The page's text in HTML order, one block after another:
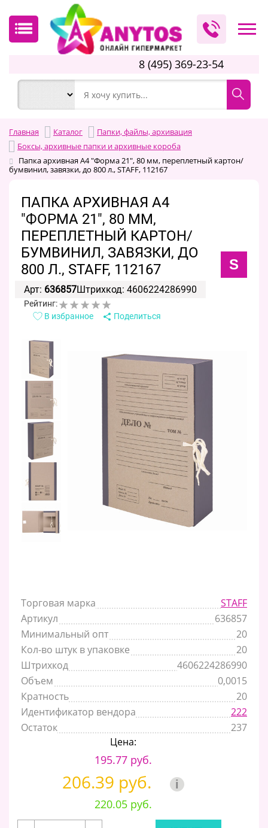
8 (495) 369-23-54
Главная Каталог
Папки, файлы, архивация
Боксы, архивные папки и архивные короба
Папка архивная А4 "Форма 21", 80 мм, переплетный картон/
бумвинил, завязки, до 800 л., STAFF, 112167
ПАПКА АРХИВНАЯ А4
"ФОРМА 21", 80 ММ,
ПЕРЕПЛЕТНЫЙ КАРТОН/
БУМВИНИЛ, ЗАВЯЗКИ, ДО
800 Л., STAFF, 112167
S
Арт: 636857Штрихкод: 4606224286990
Рейтинг:
В избранное
Поделиться
Торговая марка
STAFF
Артикул
636857
Минимальный опт
20
Кол-во штук в упаковке
20
Штрихкод
4606224286990
Объем
0,0015
Кратность
20
Идентификатор вендора
222
Остаток
237
Цена:
195.77 руб.
206.39 руб. i
220.05 руб.